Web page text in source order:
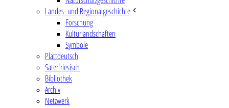
Landes- und Regionalgeschichte
Forschung
Kulturlandschaften
Symbole
Plattdeutsch
Saterfriesisch
Bibliothek
Archiv
Netzwerk